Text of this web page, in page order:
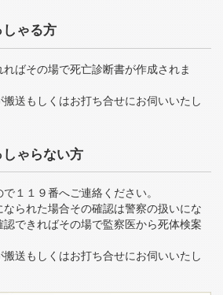
ゃる方
ばその場で死亡診断書が作成されま
送もしくはお打ち合せにお伺いいたし
ゃらない方
１１９番へご連絡ください。
られた場合その確認は警察の扱いにな
認できればその場で監察医から死体検案
送もしくはお打ち合せにお伺いいたし